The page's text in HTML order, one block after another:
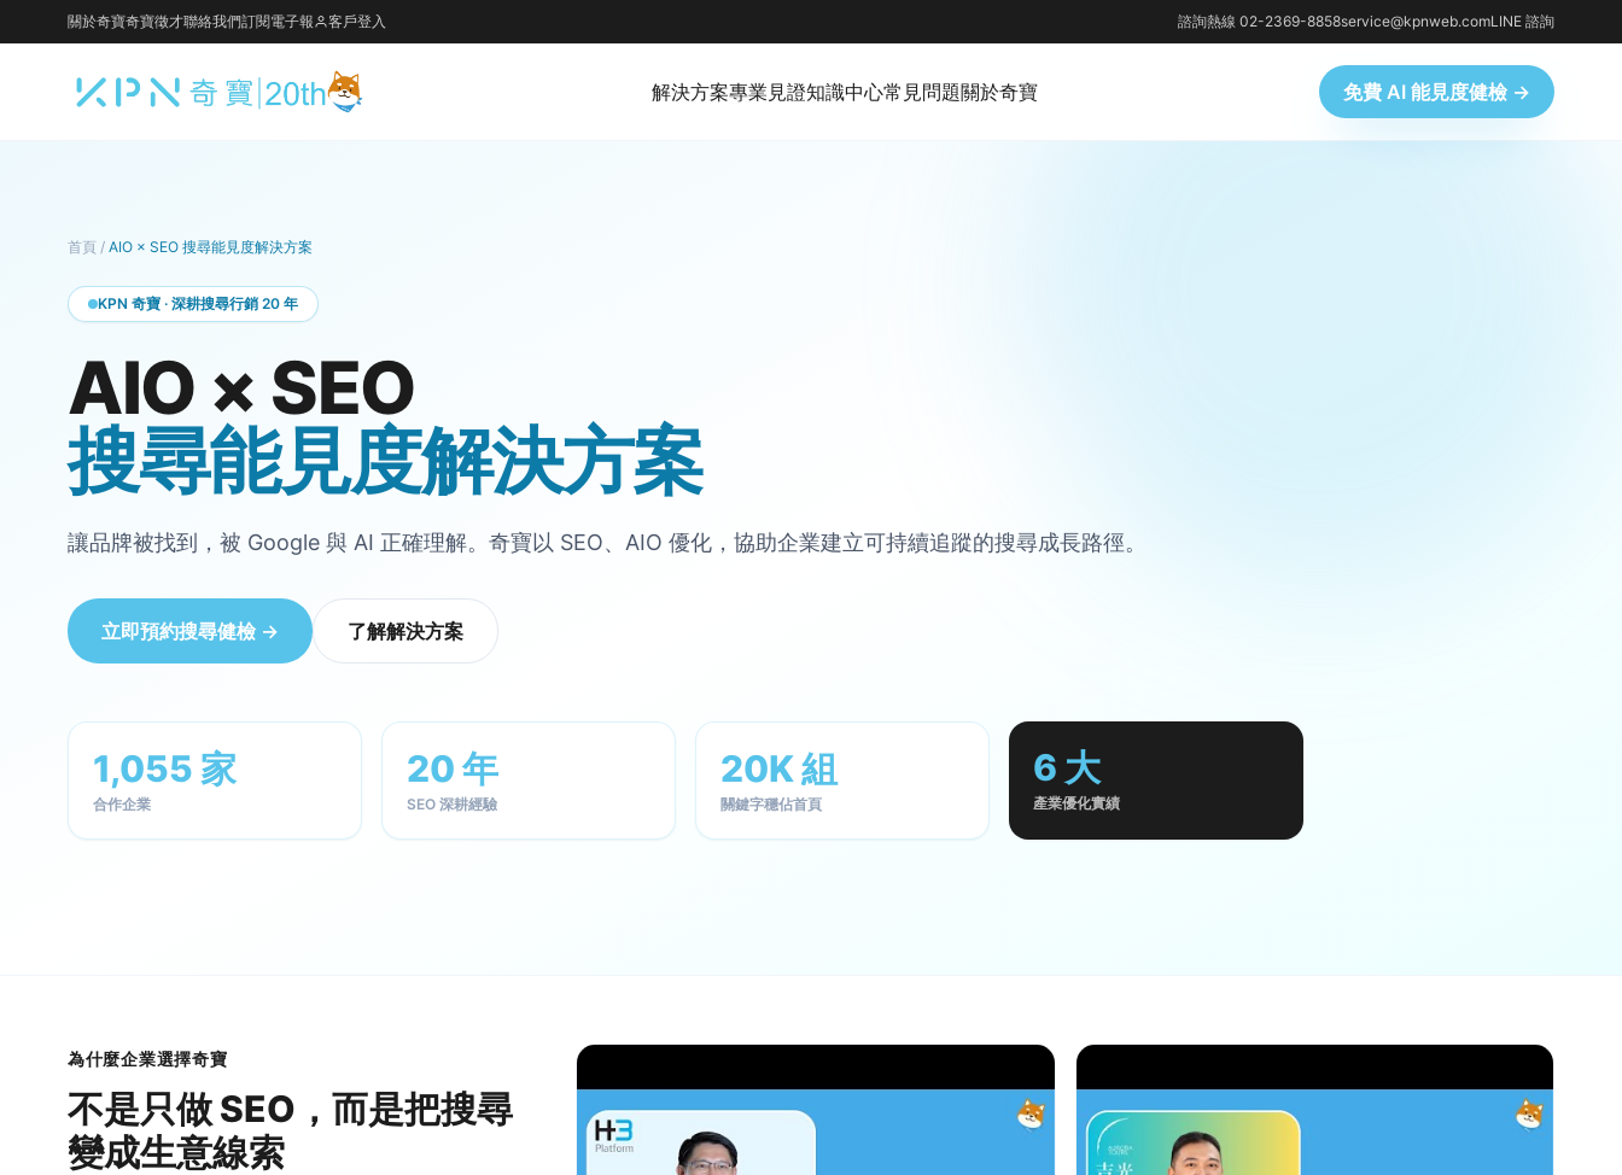
關於奇寶奇寶徵才聯絡我們訂閱電子報 客戶登入 諮詢熱線 02-2369-8858service@kpnweb.comLINE 諮詢
解決方案專業見證知識中心常見問題關於奇寶 免費 AI 能見度健檢 →
首頁 / AIO × SEO 搜尋能見度解決方案
KPN 奇寶 · 深耕搜尋行銷 20 年
AIO × SEO
搜尋能見度解決方案
讓品牌被找到，被 Google 與 AI 正確理解。奇寶以 SEO、AIO 優化，協助企業建立可持續追蹤的搜尋成長路徑。
立即預約搜尋健檢 → 了解解決方案
1,055 家
合作企業
20 年
SEO 深耕經驗
20K 組
關鍵字穩佔首頁
6 大
產業優化實績
為什麼企業選擇奇寶
不是只做 SEO，而是把搜尋
變成生意線索